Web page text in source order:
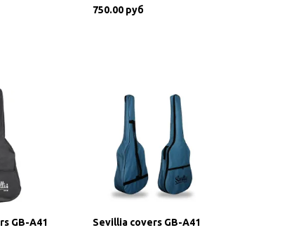
750.00 руб
GB-A41
Sevillia covers GB-A41